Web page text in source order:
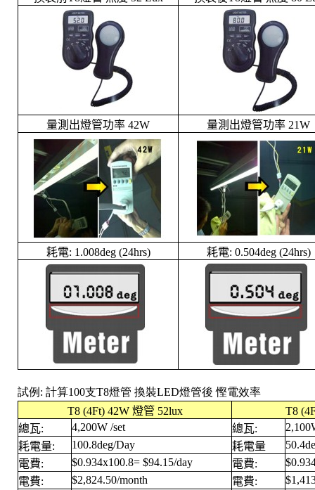
量測出燈管功率 42W 量測出燈管功率 21W
耗電: 1.008deg (24hrs) 耗電: 0.504deg (24hrs)
試例: 計算100支T8燈管換裝LED燈管後 慳電效率
T8 (4Ft) 42W 燈管 52lux
T8
總瓦:
4,200W /set 總瓦:
耗電量:
100.8deg/Day 耗電量
電費:
$0.934x100.8= $94.15/day 電費:
電費:
$2,824.50/month 電費: